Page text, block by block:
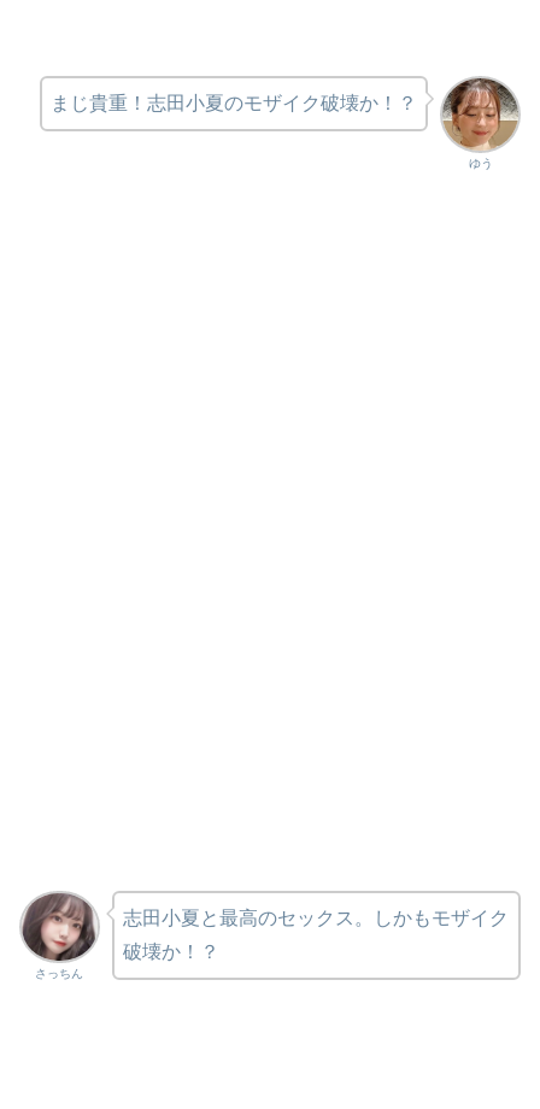
ゆう
まじ貴重！志田小夏のモザイク破壊か！？
さっちん
志田小夏と最高のセックス。しかもモザイク
破壊か！？